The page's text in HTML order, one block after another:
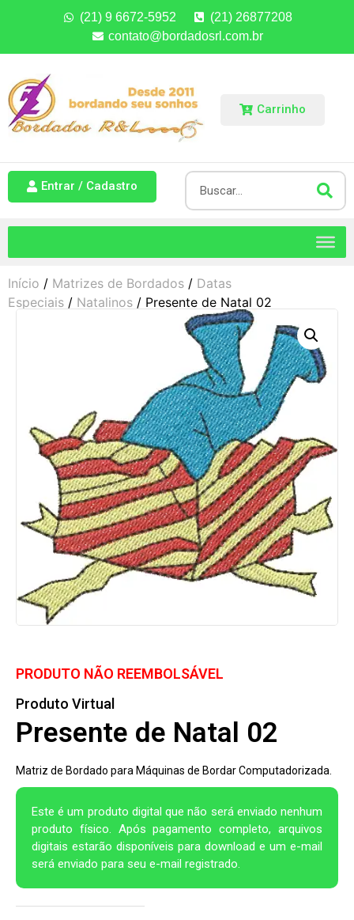
(21) 9 6672-5952
(21) 26877208
contato@bordadosrl.com.br
Carrinho
Entrar / Cadastro
Início / Matrizes de Bordados / Datas
Especiais / Natalinos / Presente de Natal 02
PRODUTO NÃO REEMBOLSÁVEL
Produto Virtual
Presente de Natal 02
Matriz de Bordado para Máquinas de Bordar Computadorizada.
Este é um produto digital que não será enviado nenhum
produto físico. Após pagamento completo, arquivos
digitais estarão disponíveis para download e um e-mail
será enviado para seu e-mail registrado.